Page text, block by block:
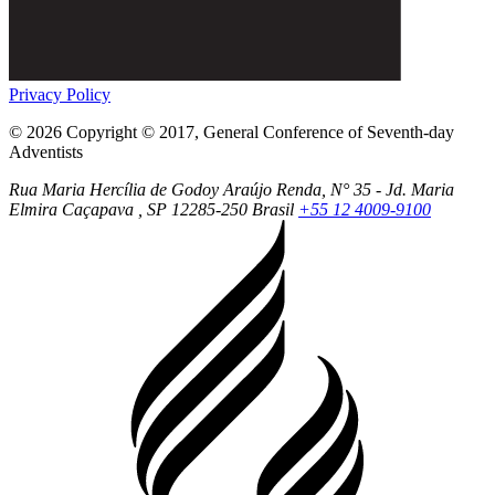
Privacy Policy
© 2026 Copyright © 2017, General Conference of Seventh-day
Adventists
Rua Maria Hercília de Godoy Araújo Renda, N° 35 - Jd. Maria
Elmira Caçapava , SP 12285-250 Brasil +55 12 4009-9100